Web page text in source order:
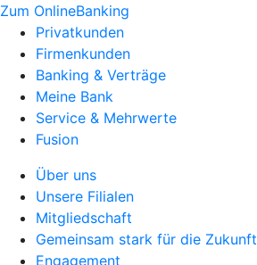
Zum OnlineBanking
Privatkunden
Firmenkunden
Banking & Verträge
Meine Bank
Service & Mehrwerte
Fusion
Über uns
Unsere Filialen
Mitgliedschaft
Gemeinsam stark für die Zukunft
Engagement